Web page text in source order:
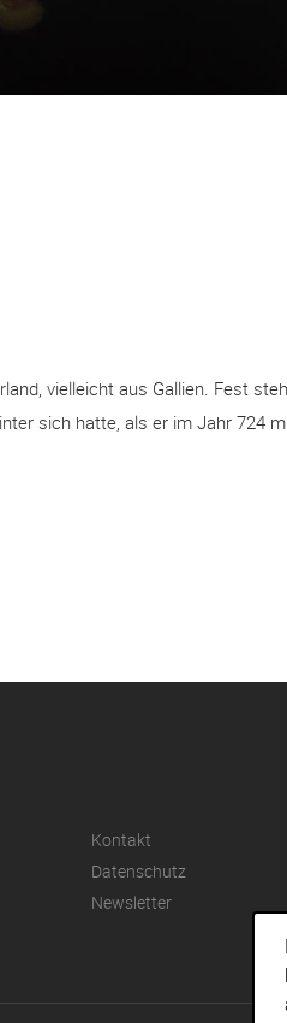
vielleicht aus Gallien. Fest
sich hatte, als er im Jahr 724
Kontakt
Datenschutz
Newsletter